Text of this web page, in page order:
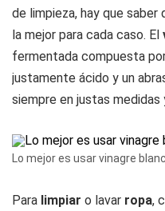
de limpieza, hay que
la mejor para cada caso. El
fermentada compuesta
justamente ácido y un
siempre en justas
Lo mejor es usar vinagre
Para limpiar o lavar ropa,